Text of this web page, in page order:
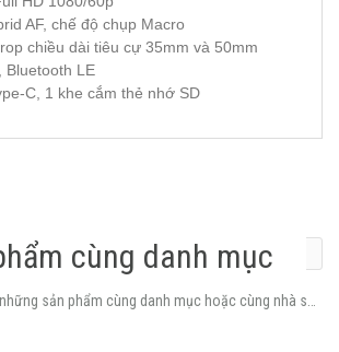
AF, chế độ chụp Macro
chiều dài tiêu cự 35mm và 50mm
Bluetooth LE
C, 1 khe cắm thẻ nhớ SD
cùng danh mục